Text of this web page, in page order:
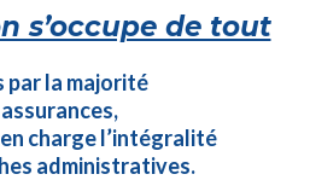
s’occupe de tout
par la majorité
charge l’intégralité
administratives.